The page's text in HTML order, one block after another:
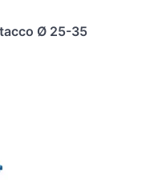
Ø 25-35